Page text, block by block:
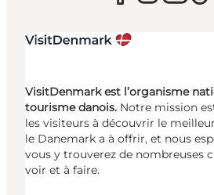
VisitDenmark est l’organisme
tourisme danois. Notre mission
les visiteurs à découvrir le
le Danemark a à offrir, et nous
vous y trouverez de nombreuses
voir et à faire.